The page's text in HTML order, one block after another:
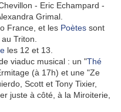
- Eric Echampard -
Grimal.
France, et les Poètes sont
Triton.
les 12 et 13.
viaduc musical : un "Thé
(à 17h) et une "Ze
Scott et Tony Tixier,
juste à côté, à la Miroiterie,